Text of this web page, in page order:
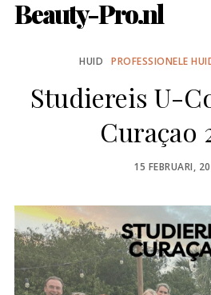
Beauty-Pro.nl
HUID PROFESSIONELE
Studiereis U-
Curaçao
POSTED
15 FEBRUARI,